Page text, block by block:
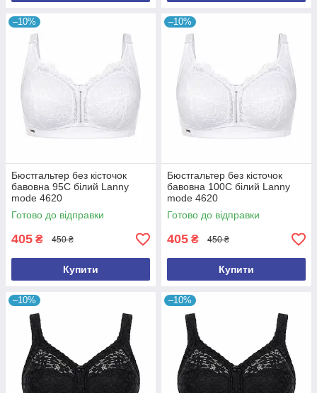
–10%
Бюстгальтер без кісточок
бавовна 95C білий Lanny
mode 4620
Готово до відправки
405 ₴ 450 ₴
Купити
–10%
Бюстгальтер без кісточок
бавовна 100C білий Lanny
mode 4620
Готово до відправки
405 ₴ 450 ₴
Купити
–10% –10%